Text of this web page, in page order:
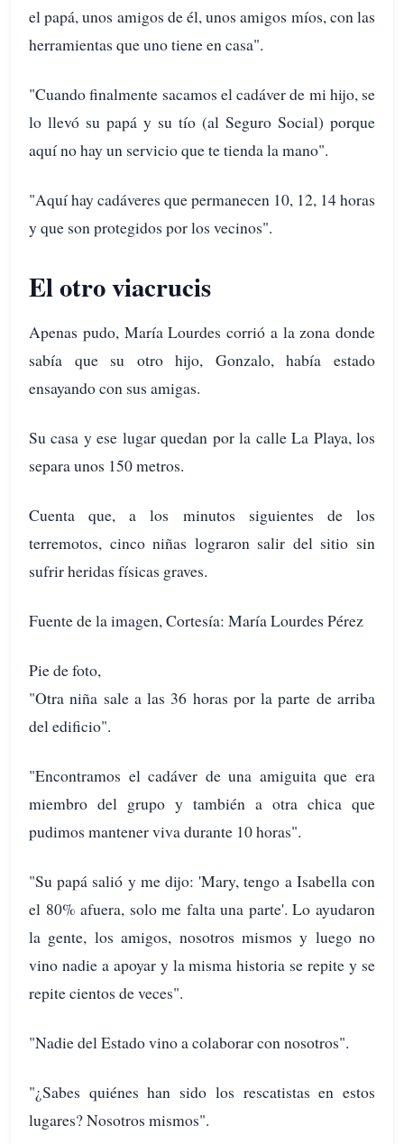
el papá, unos amigos de él, unos amigos míos, con las
herramientas que uno tiene en casa".
"Cuando finalmente sacamos el cadáver de mi hijo, se
lo llevó su papá y su tío (al Seguro Social) porque
aquí no hay un servicio que te tienda la mano".
"Aquí hay cadáveres que permanecen 10, 12, 14 horas
y que son protegidos por los vecinos".
El otro viacrucis
Apenas pudo, María Lourdes corrió a la zona donde
sabía que su otro hijo, Gonzalo, había estado
ensayando con sus amigas.
Su casa y ese lugar quedan por la calle La Playa, los
separa unos 150 metros.
Cuenta que, a los minutos siguientes de los
terremotos, cinco niñas lograron salir del sitio sin
sufrir heridas físicas graves.
Fuente de la imagen, Cortesía: María Lourdes Pérez
Pie de foto,
"Otra niña sale a las 36 horas por la parte de arriba
del edificio".
"Encontramos el cadáver de una amiguita que era
miembro del grupo y también a otra chica que
pudimos mantener viva durante 10 horas".
"Su papá salió y me dijo: 'Mary, tengo a Isabella con
el 80% afuera, solo me falta una parte'. Lo ayudaron
la gente, los amigos, nosotros mismos y luego no
vino nadie a apoyar y la misma historia se repite y se
repite cientos de veces".
"Nadie del Estado vino a colaborar con nosotros".
"¿Sabes quiénes han sido los rescatistas en estos
lugares? Nosotros mismos".